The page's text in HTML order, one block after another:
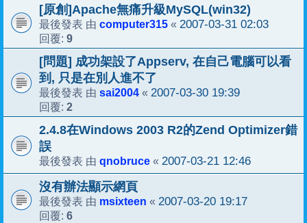
[原創]Apache無痛升級MySQL(win32)
最後發表 由 computer315 « 2007-03-31 02:03
回覆: 9
[問題] 成功架設了Appserv, 在自己電腦可以看
到, 只是在別人進不了
最後發表 由 sai2004 « 2007-03-30 19:39
回覆: 2
2.4.8在Windows 2003 R2的Zend Optimizer錯
誤
最後發表 由 qnobruce « 2007-03-21 12:46
沒有辦法顯示網頁
最後發表 由 msixteen « 2007-03-20 19:17
回覆: 6